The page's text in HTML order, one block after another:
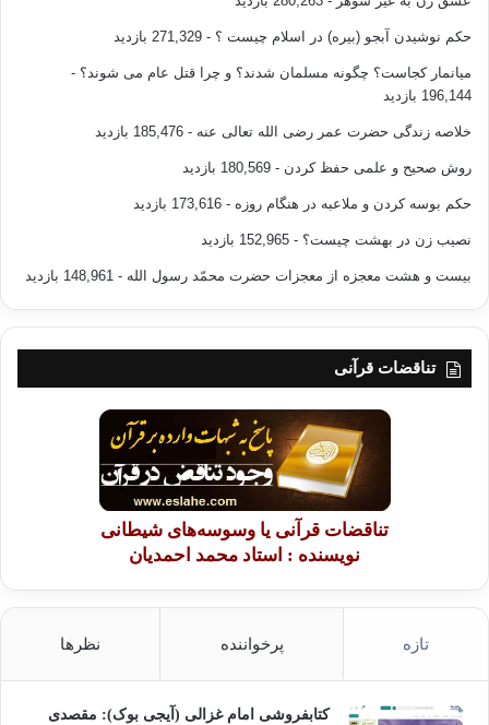
حکم نوشیدن آبجو (بیره) در اسلام چیست ؟ - 271,329 بازدید
میانمار کجاست؟ چگونه مسلمان شدند؟ و چرا قتل عام می شوند؟ -
196,144 بازدید
خلاصه زندگی حضرت عمر رضی الله تعالی عنه - 185,476 بازدید
روش صحیح و علمی حفظ کردن - 180,569 بازدید
حکم بوسه کردن و ملاعبه در هنگام روزه - 173,616 بازدید
نصیب زن در بهشت چیست؟ - 152,965 بازدید
بیست و هشت معجزه از معجزات حضرت محمّد رسول الله - 148,961 بازدید
تناقضات قرآنی
تناقضات قرآنی یا وسوسه‌های شیطانی
نویسنده : استاد محمد احمدیان
تازه پرخواننده نظرها
کتابفروشی امام غزالی (آیجی بوک): مقصدی